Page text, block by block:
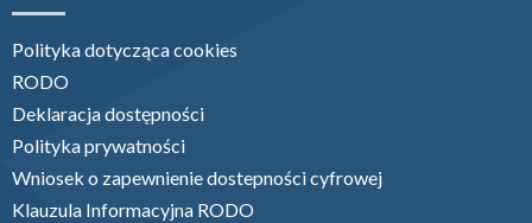
Polityka dotycząca cookies
RODO
Deklaracja dostępności
Polityka prywatności
Wniosek o zapewnienie dostepności cyfrowej
Klauzula Informacyjna RODO